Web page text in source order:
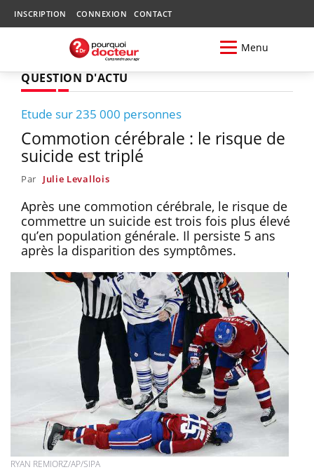
INSCRIPTION CONNEXION CONTACT
Menu
QUESTION D'ACTU
Etude sur 235 000 personnes
Commotion cérébrale : le risque de
suicide est triplé
Par Julie Levallois
Après une commotion cérébrale, le risque de
commettre un suicide est trois fois plus élevé
qu’en population générale. Il persiste 5 ans
après la disparition des symptômes.
RYAN REMIORZ/AP/SIPA